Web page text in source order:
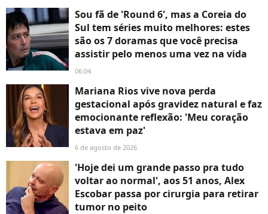
Sou fã de 'Round 6', mas a Coreia do
Sul tem séries muito melhores: estes
são os 7 doramas que você precisa
assistir pelo menos uma vez na vida
06:04
Mariana Rios vive nova perda
gestacional após gravidez natural e faz
emocionante reflexão: 'Meu coração
estava em paz'
6 de agosto de 2026
'Hoje dei um grande passo pra tudo
voltar ao normal', aos 51 anos, Alex
Escobar passa por cirurgia para retirar
tumor no peito